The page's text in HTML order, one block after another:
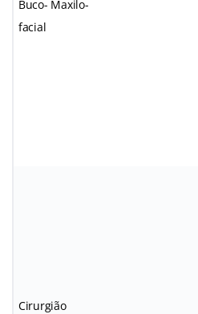
Buco- Maxilo-
facial
Cirurgião